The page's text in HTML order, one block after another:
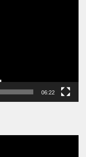
06:22